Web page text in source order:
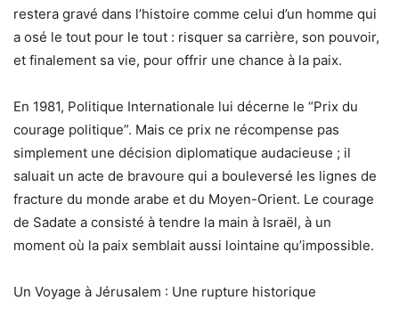
restera gravé dans l’histoire comme celui d’un homme qui
a osé le tout pour le tout : risquer sa carrière, son pouvoir,
et finalement sa vie, pour offrir une chance à la paix.
En 1981, Politique Internationale lui décerne le “Prix du
courage politique”. Mais ce prix ne récompense pas
simplement une décision diplomatique audacieuse ; il
saluait un acte de bravoure qui a bouleversé les lignes de
fracture du monde arabe et du Moyen-Orient. Le courage
de Sadate a consisté à tendre la main à Israël, à un
moment où la paix semblait aussi lointaine qu’impossible.
Un Voyage à Jérusalem : Une rupture historique